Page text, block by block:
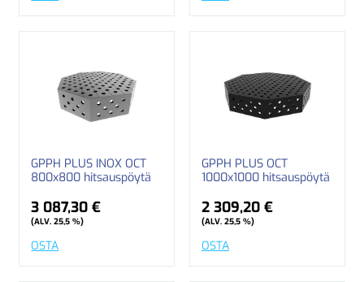
GPPH PLUS INOX OCT
800x800 hitsauspöytä
3 087,30 €
(ALV. 25,5 %)
OSTA
GPPH PLUS OCT
1000x1000 hitsauspöytä
2 309,20 €
(ALV. 25,5 %)
OSTA